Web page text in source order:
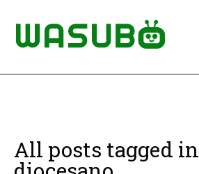
All posts tagged in